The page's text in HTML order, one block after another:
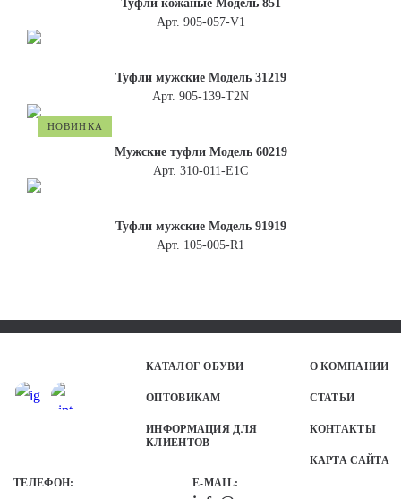
Туфли кожаные Модель 851
Арт. 905-057-V1
Туфли мужские Модель 31219
Арт. 905-139-Т2N
НОВИНКА
Мужские туфли Модель 60219
Арт. 310-011-E1C
Туфли мужские Модель 91919
Арт. 105-005-R1
КАТАЛОГ ОБУВИ
ОПТОВИКАМ
ИНФОРМАЦИЯ ДЛЯ
КЛИЕНТОВ
О КОМПАНИИ
СТАТЬИ
КОНТАКТЫ
КАРТА САЙТА
ТЕЛЕФОН: E-MAIL: